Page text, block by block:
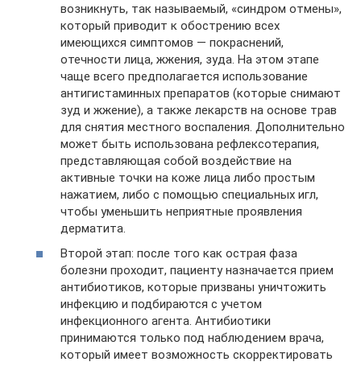
возникнуть, так называемый, «синдром отмены»,
который приводит к обострению всех
имеющихся симптомов — покраснений,
отечности лица, жжения, зуда. На этом этапе
чаще всего предполагается использование
антигистаминных препаратов (которые снимают
зуд и жжение), а также лекарств на основе трав
для снятия местного воспаления. Дополнительно
может быть использована рефлексотерапия,
представляющая собой воздействие на
активные точки на коже лица либо простым
нажатием, либо с помощью специальных игл,
чтобы уменьшить неприятные проявления
дерматита.
Второй этап: после того как острая фаза
болезни проходит, пациенту назначается прием
антибиотиков, которые призваны уничтожить
инфекцию и подбираются с учетом
инфекционного агента. Антибиотики
принимаются только под наблюдением врача,
который имеет возможность скорректировать